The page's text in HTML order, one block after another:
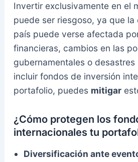
Invertir exclusivamente en el
puede ser riesgoso, ya que la
país puede verse afectada
financieras, cambios en las
gubernamentales o desastres
incluir fondos de inversión
portafolio, puedes mitigar
¿Cómo protegen los
internacionales tu
Diversificación ante